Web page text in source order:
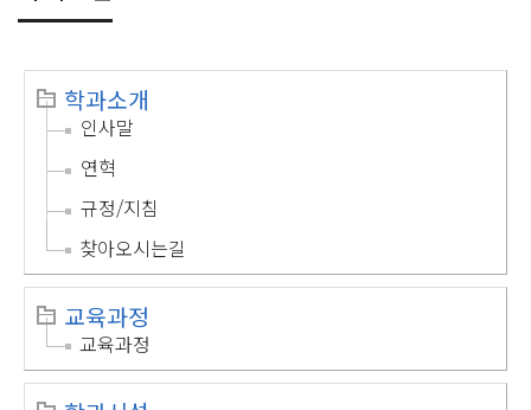
학과소개
인사말
연혁
규정/지침
찾아오시는길
교육과정
교육과정